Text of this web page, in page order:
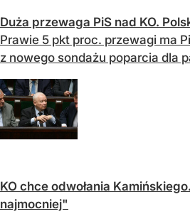
Duża przewaga PiS nad KO.
Prawie 5 pkt proc. przewagi ma
z nowego sondażu poparcia dla
KO chce odwołania
najmocniej"